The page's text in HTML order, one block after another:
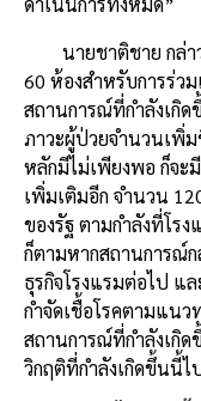
นายชาติชาย กล่
60 ห้องสำหรับการร่ว
สถานการณ์ที่กำลังเกิ
ภาวะผู้ป่วยจำนวนเพิ่
หลักมีไม่เพียงพอ ก็จะ
เพิ่มเติมอีก จำนวน
ของรัฐ ตามกำลังที่โรง
ก็ตามหากสถานการณ์
ธุรกิจโรงแรมต่อไป แ
กำจัดเชื้อโรคตามแน
สถานการณ์ที่กำลังเกิ
วิกฤติที่กำลังเกิดขึ้นนี้ไ